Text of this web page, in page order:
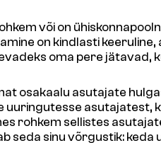
või on
on kindlasti
oma pere jätavad,
osakaalu asutajate
asutajatest,
rohkem sellistes
sinu võrgustik: keda